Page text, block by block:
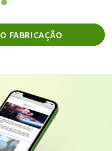
FABRICAÇÃO